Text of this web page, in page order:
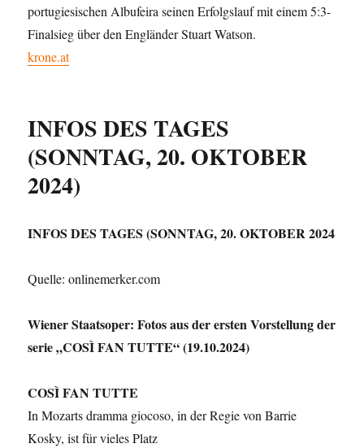
portugiesischen Albufeira seinen Erfolgslauf mit einem 5:3-
Finalsieg über den Engländer Stuart Watson.
krone.at
INFOS DES TAGES
(SONNTAG, 20. OKTOBER
2024)
INFOS DES TAGES (SONNTAG, 20. OKTOBER 2024
Quelle: onlinemerker.com
Wiener Staatsoper: Fotos aus der ersten Vorstellung der
serie „COSÌ FAN TUTTE­“ (19.10.2024)
COSÌ FAN TUTTE
In Mozarts dramma giocoso, in der Regie von Barrie
Kosky, ist für vieles Platz